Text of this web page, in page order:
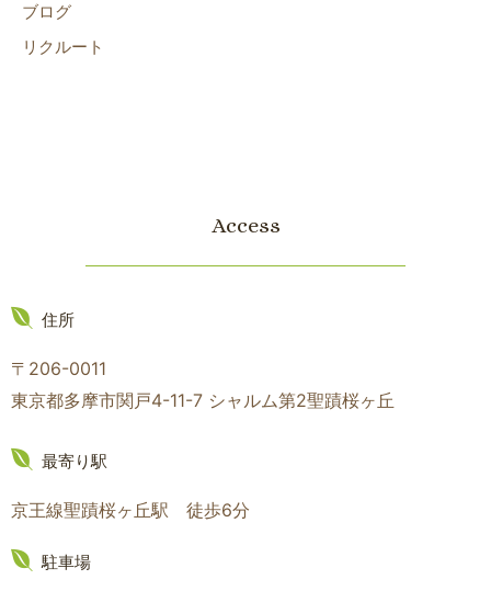
ブログ
リクルート
Access
住所
〒206-0011
東京都多摩市関戸4-11-7 シャルム第2聖蹟桜ヶ丘
最寄り駅
京王線聖蹟桜ヶ丘駅 徒歩6分
駐車場